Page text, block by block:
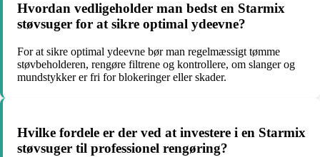
Hvordan vedligeholder man bedst en Starmix
støvsuger for at sikre optimal ydeevne?
For at sikre optimal ydeevne bør man regelmæssigt tømme
støvbeholderen, rengøre filtrene og kontrollere, om slanger og
mundstykker er fri for blokeringer eller skader.
Hvilke fordele er der ved at investere i en Starmix
støvsuger til professionel rengøring?